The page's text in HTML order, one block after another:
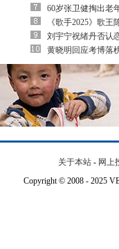
60岁张卫健掏出老
《歌手2025》歌王
刘宇宁祝绪丹否认
黄晓明回应考博落
关于本站 - 网上
Copyright © 2008 - 2025